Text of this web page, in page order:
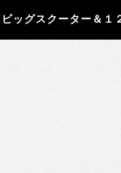
ビッグスクーター＆１